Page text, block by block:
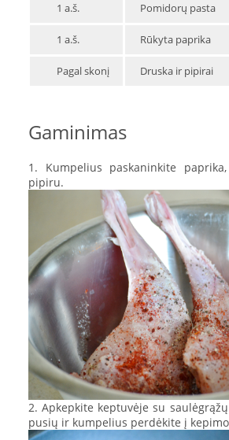
1 a.š. Pomidorų pasta
1 a.š. Rūkyta paprika
Pagal skonį Druska ir pipirai
Gaminimas
1. Kumpelius paskaninkite
pipiru.
2. Apkepkite keptuvėje su
pusių ir kumpelius perdėkite į